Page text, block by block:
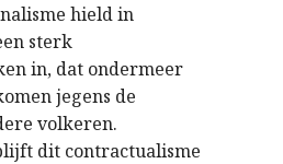
hield in
sterk
in, dat ondermeer
jegens de
volkeren.
dit contractualisme